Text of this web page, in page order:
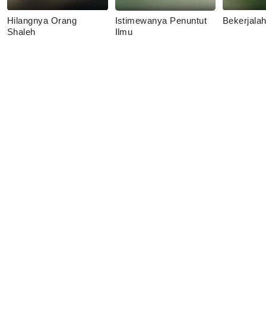
Hilangnya Orang
Shaleh
Istimewanya Penuntut
Ilmu
Bekerjalah